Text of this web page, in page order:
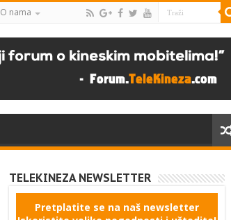
O nama
TELEKINEZA NEWSLETTER
Pretplatite se na naš newsletter